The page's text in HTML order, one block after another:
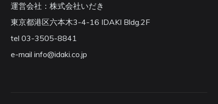
運営会社：株式会社いだき
東京都港区六本木3-4-16 IDAKI Bldg.2F
tel 03-3505-8841
e-mail info@idaki.co.jp